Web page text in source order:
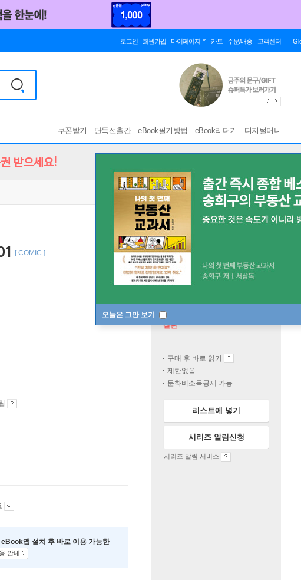
로그인 회원가입 마이페이지 카트 주문/배송 고객센터
쿠폰받기 단독선출간 eBook필기방법 eBook리더기 디지털머니
오늘은 그만 보기
받으세요!
[ COMIC ]
앱 설치 후 바로 이용 가능한
안내
절판
구매 후 바로 읽기
제한없음
문화비소득공제 가능
리스트에 넣기
시리즈 알림신청
시리즈 알림 서비스